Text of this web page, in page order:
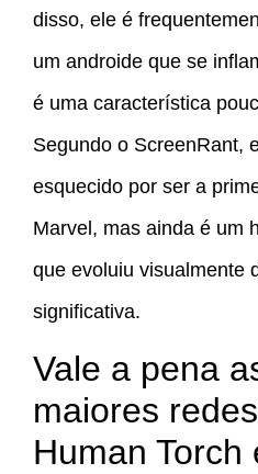
disso, ele é
um androide que se
é uma característica
Segundo o ScreenRant,
esquecido por ser a
Marvel, mas ainda é um
que evoluiu visualmente
significativa.
Vale a pena
maiores
Human Torch